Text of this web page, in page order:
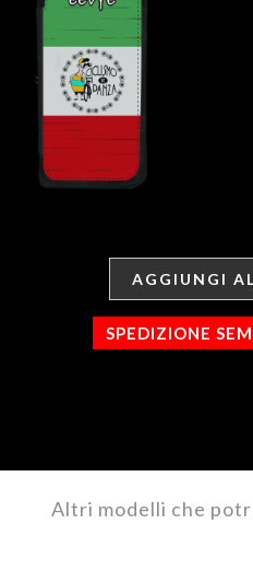
AGGIUNGI
SPEDIZIONE
Altri modelli che